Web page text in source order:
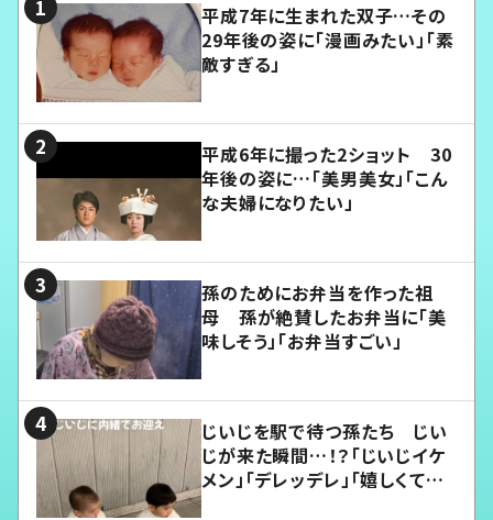
平成7年に生まれた双子…その
29年後の姿に「漫画みたい」「素
敵すぎる」
平成6年に撮った2ショット 30
年後の姿に…「美男美女」「こん
な夫婦になりたい」
孫のためにお弁当を作った祖
母 孫が絶賛したお弁当に「美
味しそう」「お弁当すごい」
じいじを駅で待つ孫たち じい
じが来た瞬間…！？「じいじイケ
メン」「デレッデレ」「嬉しくて可